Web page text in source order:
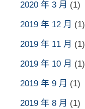
2020 年 3 月 (1)
2019 年 12 月 (1)
2019 年 11 月 (1)
2019 年 10 月 (1)
2019 年 9 月 (1)
2019 年 8 月 (1)